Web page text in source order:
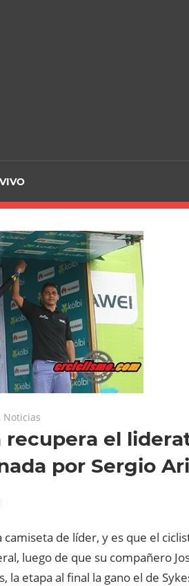
, Noticias
recupera el
por Sergio
de líder, y es que el
luego de que su compañero
la etapa al final la gano el de